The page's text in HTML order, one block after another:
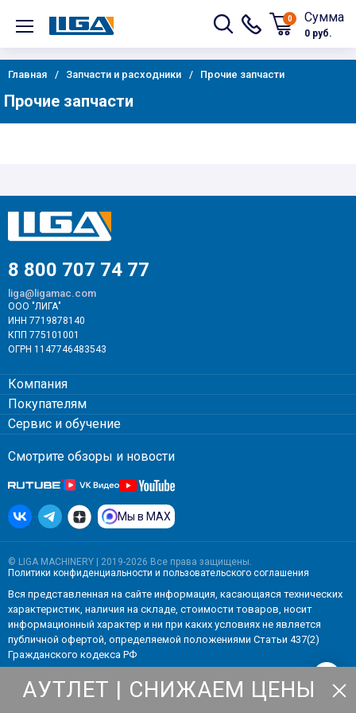
0 Сумма
0 руб.
Главная Запчасти и расходники Прочие запчасти
Прочие запчасти
8 800 707 74 77
liga@ligamac.com
ООО "ЛИГА"
ИНН 7719878140
КПП 775101001
ОГРН 1147746483543
Компания
Покупателям
Сервис и обучение
Смотрите обзоры и новости
Мы в MAX
© LIGA MACHINERY | 2019-2026 Все права защищены.
Политики конфиденциальности и пользовательского соглашения
Вся представленная на сайте информация, касающаяся технических
характеристик, наличия на складе, стоимости товаров, носит
информационный характер и ни при каких условиях не является
публичной офертой, определяемой положениями Статьи 437(2)
Гражданского кодекса РФ
АУТЛЕТ | СНИЖАЕМ ЦЕНЫ